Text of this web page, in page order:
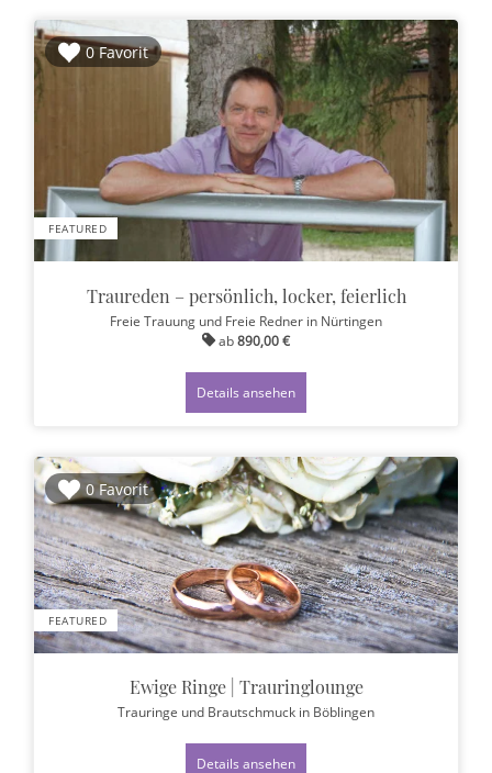
0 Favorit
FEATURED
Traureden – persönlich, locker, feierlich
Freie Trauung und Freie Redner in Nürtingen
ab890,00 €
Details ansehen
0 Favorit
FEATURED
Ewige Ringe | Trauringlounge
Trauringe und Brautschmuck in Böblingen
Details ansehen